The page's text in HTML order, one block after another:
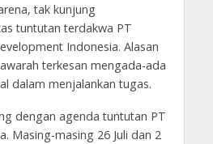
tak kunjung
tuntutan terdakwa PT
Indonesia. Alasan
terkesan mengada-ada
dalam menjalankan tugas.
dengan agenda tuntutan PT
Masing-masing 26 Juli dan 2